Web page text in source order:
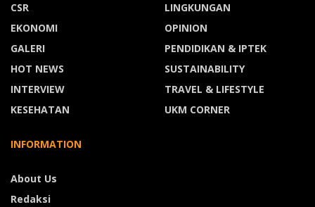
CSR
EKONOMI
GALERI
HOT NEWS
INTERVIEW
KESEHATAN
LINGKUNGAN
OPINION
PENDIDIKAN & IPTEK
SUSTAINABILITY
TRAVEL & LIFESTYLE
UKM CORNER
INFORMATION
About Us
Redaksi